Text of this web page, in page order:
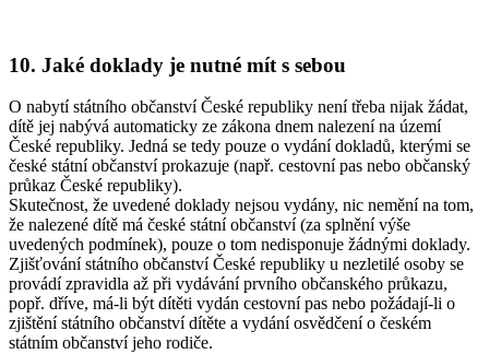
10. Jaké doklady je nutné mít s sebou
O nabytí státního občanství České republiky není třeba nijak žádat,
dítě jej nabývá automaticky ze zákona dnem nalezení na území
České republiky. Jedná se tedy pouze o vydání dokladů, kterými se
české státní občanství prokazuje (např. cestovní pas nebo občanský
průkaz České republiky).
Skutečnost, že uvedené doklady nejsou vydány, nic nemění na tom,
že nalezené dítě má české státní občanství (za splnění výše
uvedených podmínek), pouze o tom nedisponuje žádnými doklady.
Zjišťování státního občanství České republiky u nezletilé osoby se
provádí zpravidla až při vydávání prvního občanského průkazu,
popř. dříve, má-li být dítěti vydán cestovní pas nebo požádají-li o
zjištění státního občanství dítěte a vydání osvědčení o českém
státním občanství jeho rodiče.